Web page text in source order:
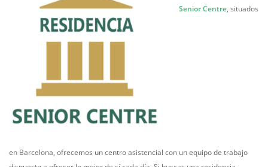
Senior Centre, situados
en Barcelona, ofrecemos un centro asistencial con un equipo de trabajo